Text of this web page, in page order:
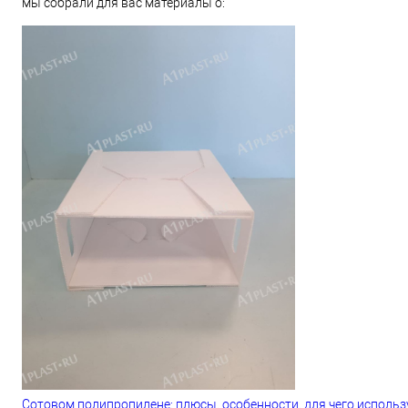
мы собрали для вас материалы о:
Сотовом полипропилене: плюсы, особенности, для чего